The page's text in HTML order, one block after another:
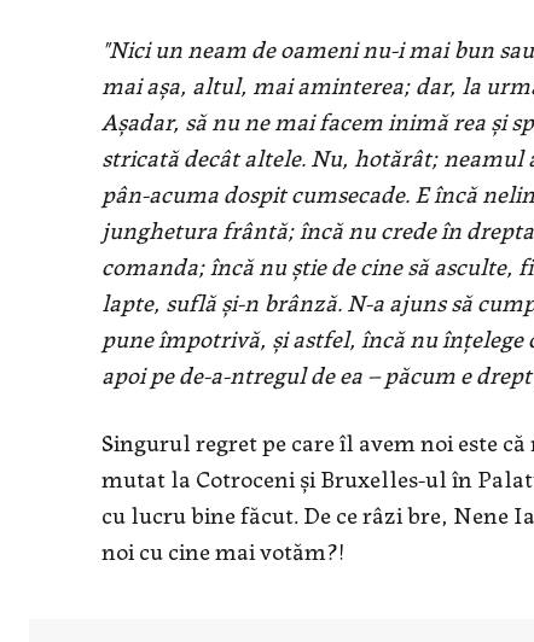
"Nici un neam de oameni nu-i mai bun
mai aşa, altul, mai aminterea; dar, la
Aşadar, să nu ne mai facem inimă rea şi
stricată decât altele. Nu, hotărât; neamul
pân-acuma dospit cumsecade. E încă
junghetura frântă; încă nu crede în
comanda; încă nu ştie de cine să
lapte, suflă şi-n brânză. N-a ajuns să
pune împotrivă, şi astfel, încă nu înţelege
apoi pe de-a-ntregul de ea – păcum e
Singurul regret pe care îl avem noi este
mutat la Cotroceni şi Bruxelles-ul în
cu lucru bine făcut. De ce râzi bre, Nene
noi cu cine mai votăm?!